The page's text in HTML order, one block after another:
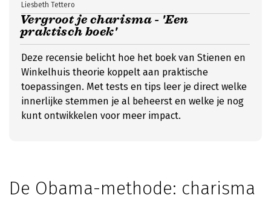
Vergroot je charisma - 'Een
praktisch boek'
Liesbeth Tettero
Deze recensie belicht hoe het boek van Stienen en
Winkelhuis theorie koppelt aan praktische
toepassingen. Met tests en tips leer je direct welke
innerlijke stemmen je al beheerst en welke je nog
kunt ontwikkelen voor meer impact.
De Obama-methode: charisma